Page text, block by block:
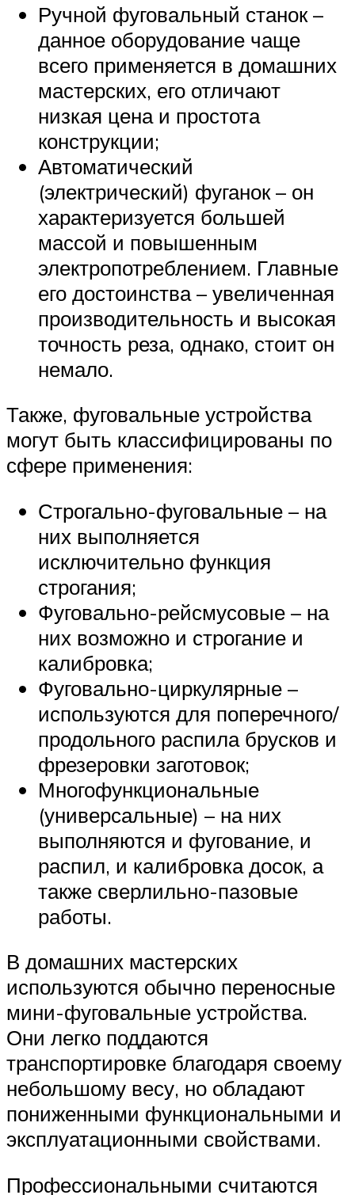
Ручной фуговальный станок –
данное оборудование чаще
всего применяется в домашних
мастерских, его отличают
низкая цена и простота
конструкции;
Автоматический
(электрический) фуганок – он
характеризуется большей
массой и повышенным
электропотреблением. Главные
его достоинства – увеличенная
производительность и высокая
точность реза, однако, стоит он
немало.
Также, фуговальные устройства
могут быть классифицированы по
сфере применения:
Строгально-фуговальные – на
них выполняется
исключительно функция
строгания;
Фуговально-рейсмусовые – на
них возможно и строгание и
калибровка;
Фуговально-циркулярные –
используются для поперечного/
продольного распила брусков и
фрезеровки заготовок;
Многофункциональные
(универсальные) – на них
выполняются и фугование, и
распил, и калибровка досок, а
также сверлильно-пазовые
работы.
В домашних мастерских
используются обычно переносные
мини-фуговальные устройства.
Они легко поддаются
транспортировке благодаря своему
небольшому весу, но обладают
пониженными функциональными и
эксплуатационными свойствами.
Профессиональными считаются